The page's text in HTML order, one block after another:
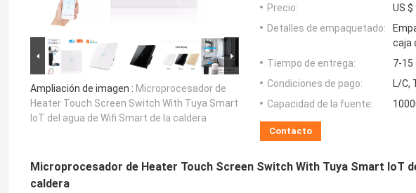
Ampliación de imagen : Microprocesador de
Heater Touch Screen Switch With Tuya Smart
IoT del agua de Wifi Smart de la caldera
Precio:
US
Detalles de empaquetado:
caja
Tiempo de entrega:
7-15
Condiciones de pago:
L/C,
Capacidad de la fuente:
Contacto
Microprocesador de Heater Touch Screen Switch With Tuya Smart IoT
caldera